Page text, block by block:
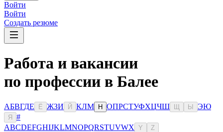
Войти
Войти
Создать резюме
Работа и вакансии
по профессии в Балее
АБВГДЕ Ё ЖЗИ Й КЛМ Н ОПРСТУФХЦЧШ Ы ЭЮ
Я
#
ABCDEFGHIJKLMNOPQRSTUVWX Y Z